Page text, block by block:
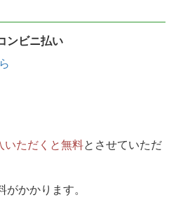
ビニ払い
いただくと無料とさせていただ
かかります。